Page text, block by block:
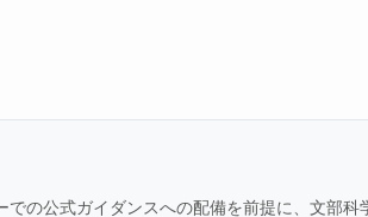
の公式ガイダンスへの配備を前提に、文部科